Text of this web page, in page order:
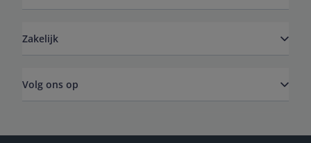
Zakelijk
Volg ons op